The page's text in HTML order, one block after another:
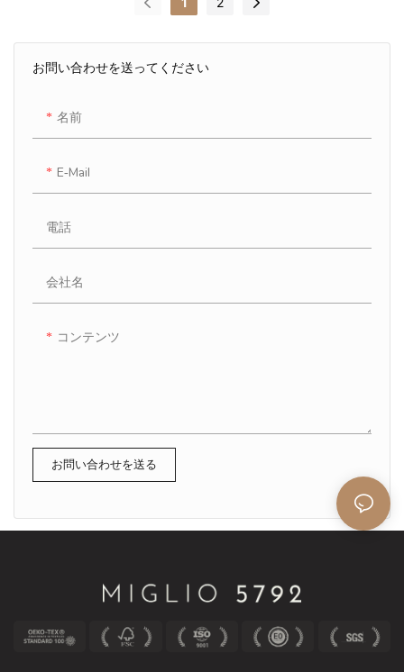
お問い合わせを送ってください
名前
E-Mail
電話
会社名
コンテンツ
お問い合わせを送る